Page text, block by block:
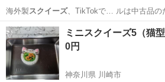
海外製スクイーズ、TikTokで… ルは中古品の
うなもの… ください。 #スクイーズ#海外製
神奈川 川崎市 その他 スクイーズ
ミニスクイーズ5（猫
0円
神奈川県 川崎市